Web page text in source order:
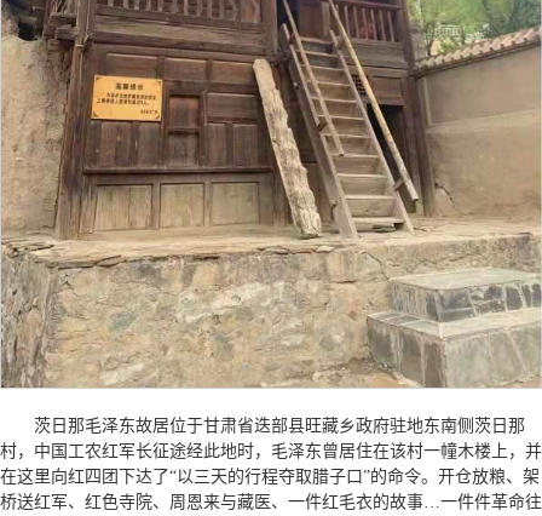
茨日那毛泽东故居位于甘肃省迭部县旺藏乡政府驻地东南侧茨日那
村，中国工农红军长征途经此地时，毛泽东曾居住在该村一幢木楼上，并
在这里向红四团下达了“以三天的行程夺取腊子口”的命令。开仓放粮、架
桥送红军、红色寺院、周恩来与藏医、一件红毛衣的故事…一件件革命往